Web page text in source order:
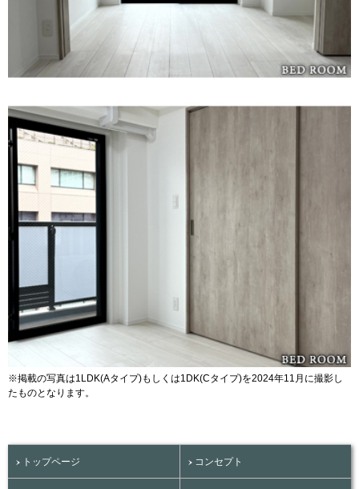
※掲載の写真は1LDK(Aタイプ)もしくは1DK(Cタイプ)を2024年11月に撮影し
たものとなります。
トップページ コンセプト